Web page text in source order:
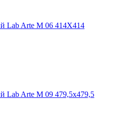
Lab Arte М 06 414Х414
Lab Arte М 09 479,5х479,5